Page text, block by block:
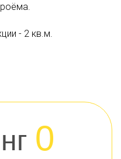
- 2 кв.м.
0